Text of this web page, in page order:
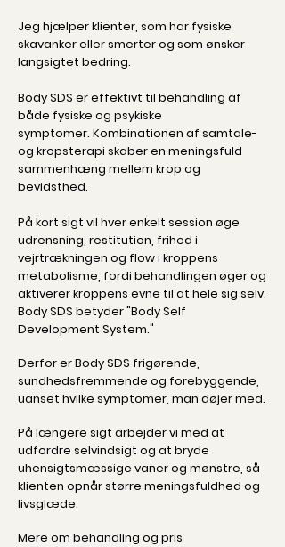
Jeg hjælper klienter, som har fysiske
skavanker eller smerter og som ønsker
langsigtet bedring.
Body SDS er effektivt til behandling af
både fysiske og psykiske
symptomer. Kombinationen af samtale-
og kropsterapi skaber en meningsfuld
sammenhæng mellem krop og
bevidsthed.
På kort sigt vil hver enkelt session øge
udrensning, restitution, frihed i
vejrtrækningen og flow i kroppens
metabolisme, fordi behandlingen øger og
aktiverer kroppens evne til at hele sig selv.
Body SDS betyder "Body Self
Development System."
Derfor er Body SDS frigørende,
sundhedsfremmende og forebyggende,
uanset hvilke symptomer, man døjer med.
På længere sigt arbejder vi med at
udfordre selvindsigt og at bryde
uhensigtsmæssige vaner og mønstre, så
klienten opnår større meningsfuldhed og
livsglæde.
Mere om behandling og pris